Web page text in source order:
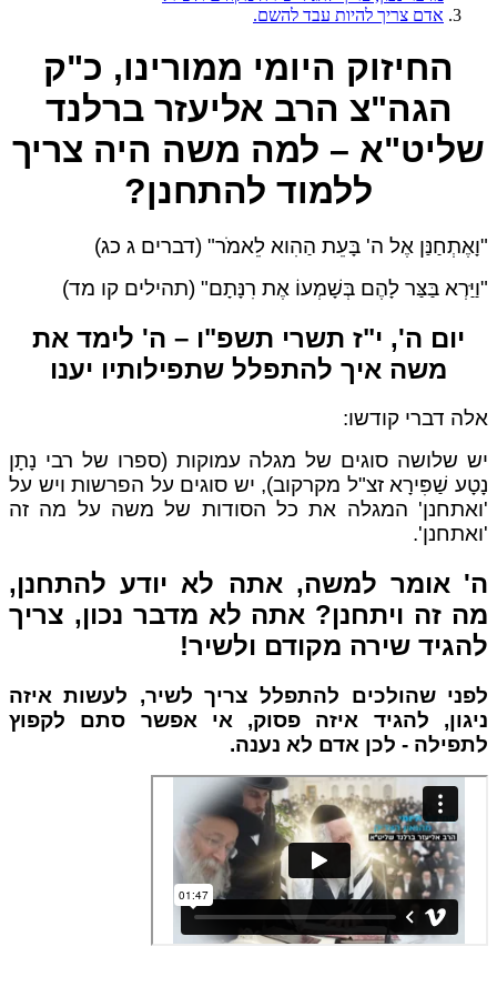
אדם צריך להיות עבד להשם.
החיזוק היומי ממורינו, כ"ק
הגה"צ הרב אליעזר ברלנד
– למה משה היה צריך
ללמוד להתחנן?
אֶל ה' בָּעֵת הַהִוא לֵאמֹר" (דברים ג כג)
בַּצַּר לָהֶם בְּשָׁמְעוֹ אֶת רִנָּתָם" (תהילים קו מד)
יום ה', י"ז תשרי תשפ"ו – ה' לימד את
משה איך להתפלל שתפילותיו יענו
דברי קודשו:
שלושה סוגים של מגלה עמוקות (ספרו של רבי נָתָן
שַׁפִּירָא זצ"ל מקרקוב), יש סוגים על הפרשות ויש על
המגלה את כל הסודות של משה על מה זה
אומר למשה, אתה לא יודע להתחנן,
זה ויתחנן? אתה לא מדבר נכון, צריך
שירה מקודם ולשיר!
שהולכים להתפלל צריך לשיר, לעשות איזה
להגיד איזה פסוק, אי אפשר סתם לקפוץ
- לכן אדם לא נענה.